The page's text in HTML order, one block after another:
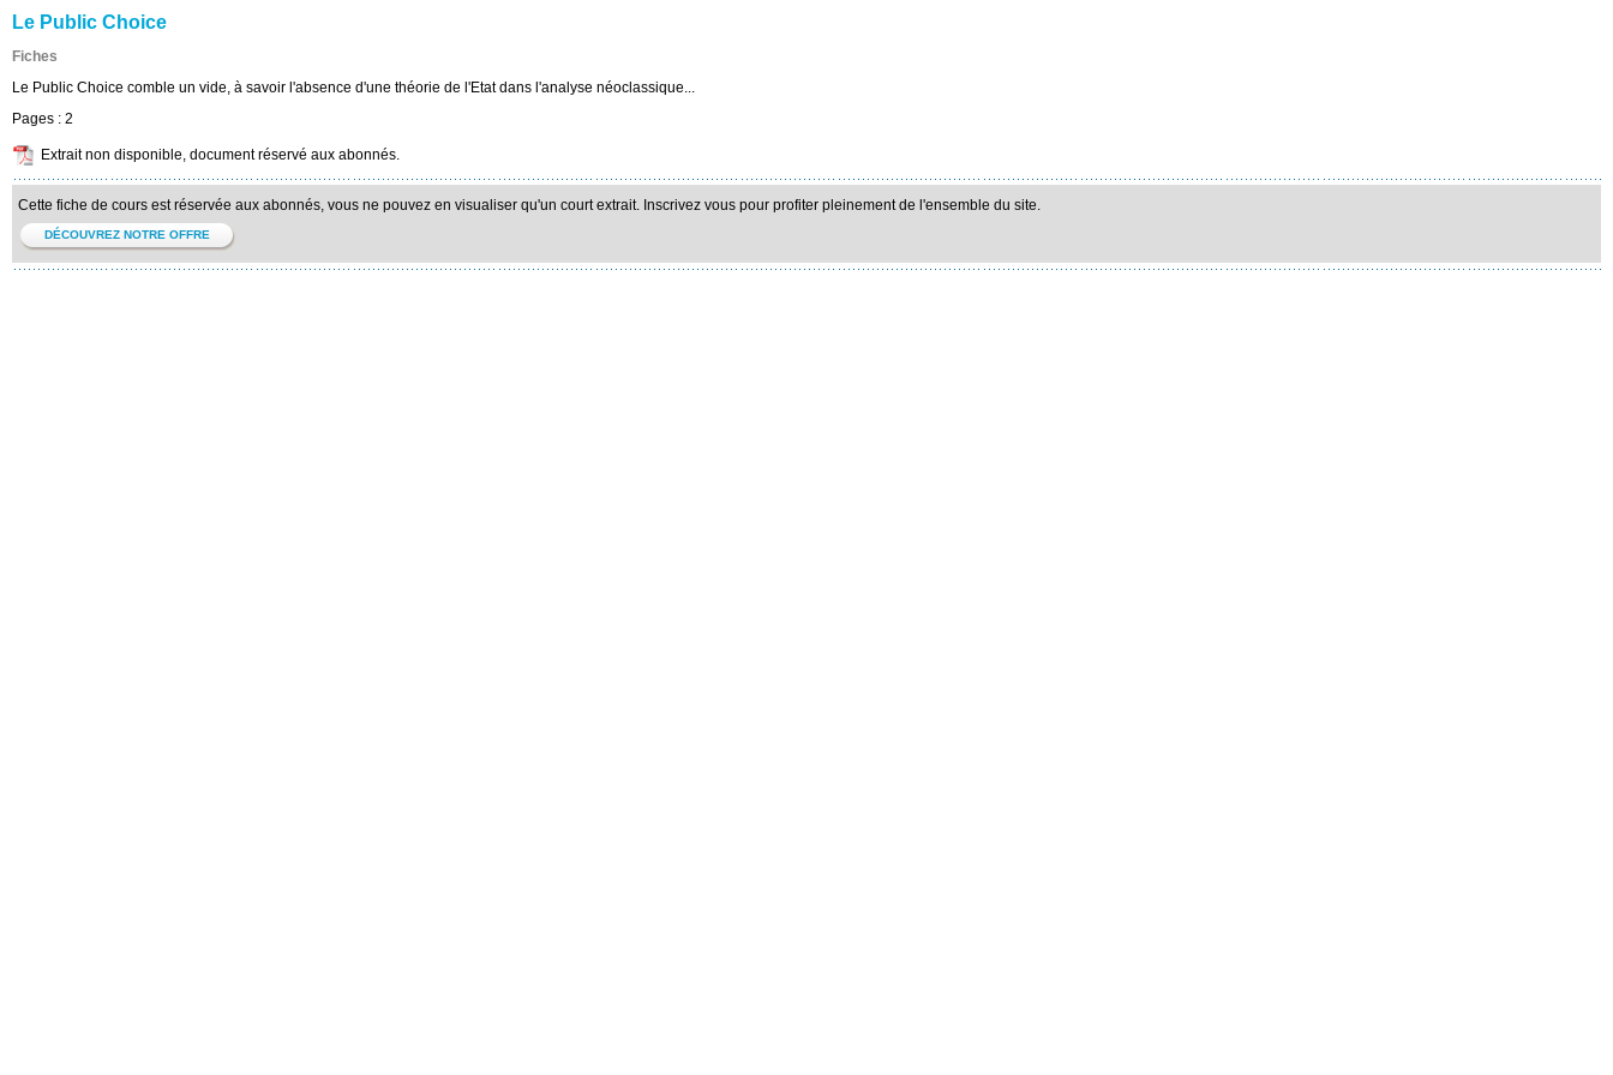
Le Public Choice
Fiches
Le Public Choice comble un vide, à savoir l'absence d'une théorie de l'Etat dans l'analyse néoclassique...
Pages : 2
Extrait non disponible, document réservé aux abonnés.
Cette fiche de cours est réservée aux abonnés, vous ne pouvez en visualiser qu'un court extrait. Inscrivez vous pour profiter pleinement de l'ensemble du site.
DÉCOUVREZ NOTRE OFFRE